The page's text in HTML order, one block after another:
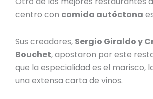
centrocon comida autóctona
Sus creadores, Sergio Giraldo y
Bouchet, apostaron por este
que la especialidad es el marisco,
una extensa carta de vinos.